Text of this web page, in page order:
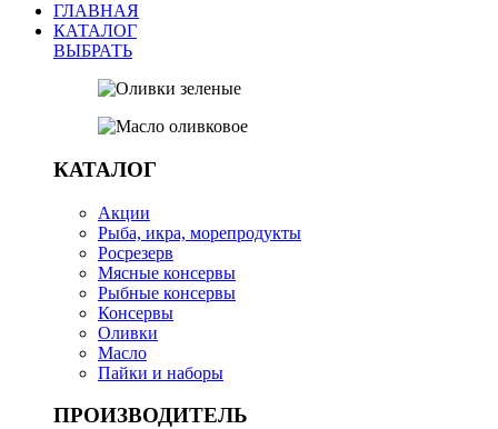
ГЛАВНАЯ
КАТАЛОГ
ВЫБРАТЬ
КАТАЛОГ
Акции
Рыба, икра, морепродукты
Росрезерв
Мясные консервы
Рыбные консервы
Консервы
Оливки
Масло
Пайки и наборы
ПРОИЗВОДИТЕЛЬ